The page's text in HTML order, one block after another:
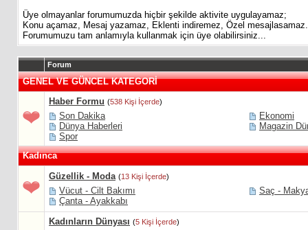
Üye olmayanlar forumumuzda hiçbir şekilde aktivite uygulayamaz;
Konu açamaz, Mesaj yazamaz, Eklenti indiremez, Özel mesajlasamaz.
Forumumuzu tam anlamıyla kullanmak için üye olabilirsiniz...
Forum
GENEL VE GÜNCEL KATEGORİ
Haber Formu (538 Kişi İçerde)
Son Dakika
Ekonomi
Dünya Haberleri
Magazin
Spor
Kadınca
Güzellik - Moda (13 Kişi İçerde)
Vücut - Cilt Bakımı
Saç -
Çanta - Ayakkabı
Kadınların Dünyası (5 Kişi İçerde)